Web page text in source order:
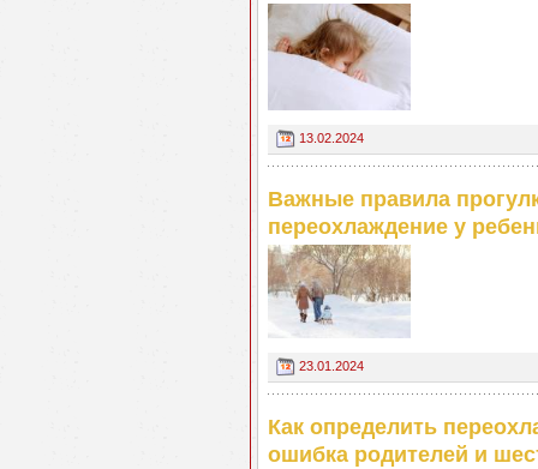
13.02.2024
Важные правила
переохлаждение у
23.01.2024
Как определить
ошибка родителей и